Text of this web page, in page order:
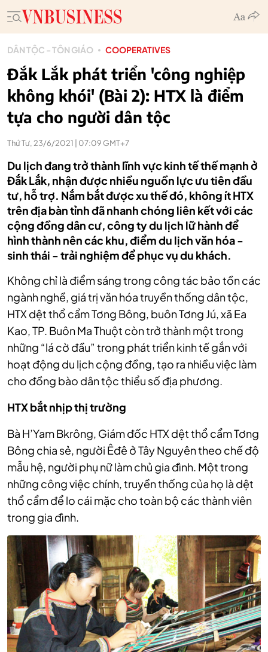
DÂN TỘC - TÔN GIÁO COOPERATIVES
Đắk Lắk phát triển 'công nghiệp
không khói' (Bài 2): HTX là điểm
tựa cho người dân tộc
Thứ Tư, 23/6/2021 | 07:09 GMT+7
Du lịch đang trở thành lĩnh vực kinh tế thế mạnh ở
Đắk Lắk, nhận được nhiều nguồn lực ưu tiên đầu
tư, hỗ trợ. Nắm bắt được xu thế đó, không ít HTX
trên địa bàn tỉnh đã nhanh chóng liên kết với các
cộng đồng dân cư, công ty du lịch lữ hành để
hình thành nên các khu, điểm du lịch văn hóa -
sinh thái - trải nghiệm để phục vụ du khách.
Không chỉ là điểm sáng trong công tác bảo tồn các
ngành nghề, giá trị văn hóa truyền thống dân tộc,
HTX dệt thổ cẩm Tơng Bông, buôn Tơng Jú, xã Ea
Kao, TP. Buôn Ma Thuột còn trở thành một trong
những “lá cờ đầu” trong phát triển kinh tế gắn với
hoạt động du lịch cộng đồng, tạo ra nhiều việc làm
cho đồng bào dân tộc thiểu số địa phương.
HTX bắt nhịp thị trường
Bà H’Yam Bkrông, Giám đốc HTX dệt thổ cẩm Tơng
Bông chia sẻ, người Êđê ở Tây Nguyên theo chế độ
mẫu hệ, người phụ nữ làm chủ gia đình. Một trong
những công việc chính, truyền thống của họ là dệt
thổ cẩm để lo cái mặc cho toàn bộ các thành viên
trong gia đình.